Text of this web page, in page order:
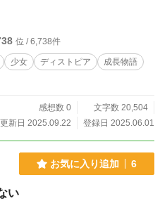
位 / 6,738件
少女 ディストピア
成長物語
感想数 0
文字数 20,504
新日 2025.09.22
登録日 2025.06.01
お気に入り追加 6
い